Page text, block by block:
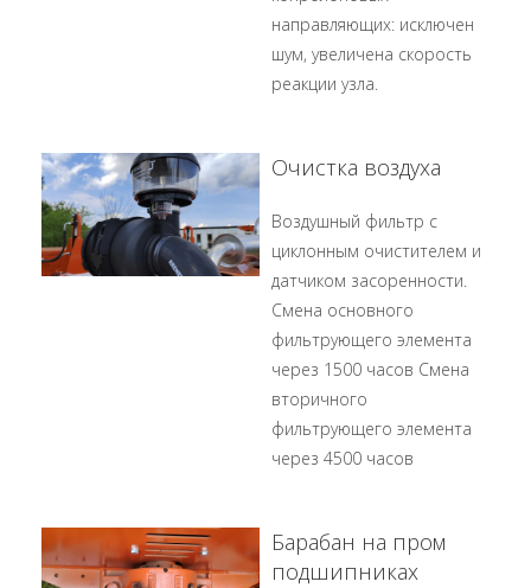
направляющих: исключен
шум, увеличена скорость
реакции узла.
Очистка воздуха
Воздушный фильтр с
циклонным очистителем и
датчиком засоренности.
Смена основного
фильтрующего элемента
через 1500 часов Смена
вторичного
фильтрующего элемента
через 4500 часов
Барабан на пром
подшипниках